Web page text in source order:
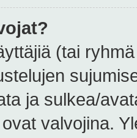
(tai
ja sulkea/
valvojina.